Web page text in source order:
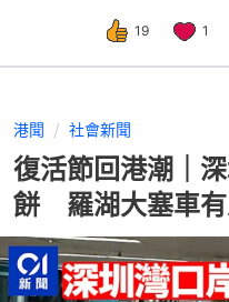
19 1
港聞 社會新聞
復活節回港潮｜
餅 羅湖大塞車有